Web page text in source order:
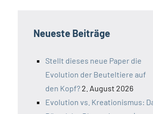
Neueste Beiträge
Stellt dieses neue Paper die
Evolution der Beuteltiere auf
den Kopf? 2. August 2026
Evolution vs. Kreationismus: